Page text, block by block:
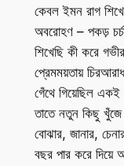
কেবল ইমন রাগ
অবরোহণ – পকড়
শিখেছি কী করে
প্রেমময়তায়
গেঁথে গিয়েছিল একই
তাতে নতুন কিছু
বোঝার, জানার,
বছর পার করে দিয়ে